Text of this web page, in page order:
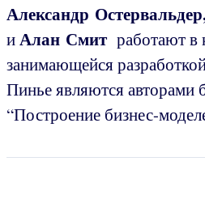
Александр
иАлан Смит работают в
занимающейся
Пинье являются авторами
“Построение бизнес-